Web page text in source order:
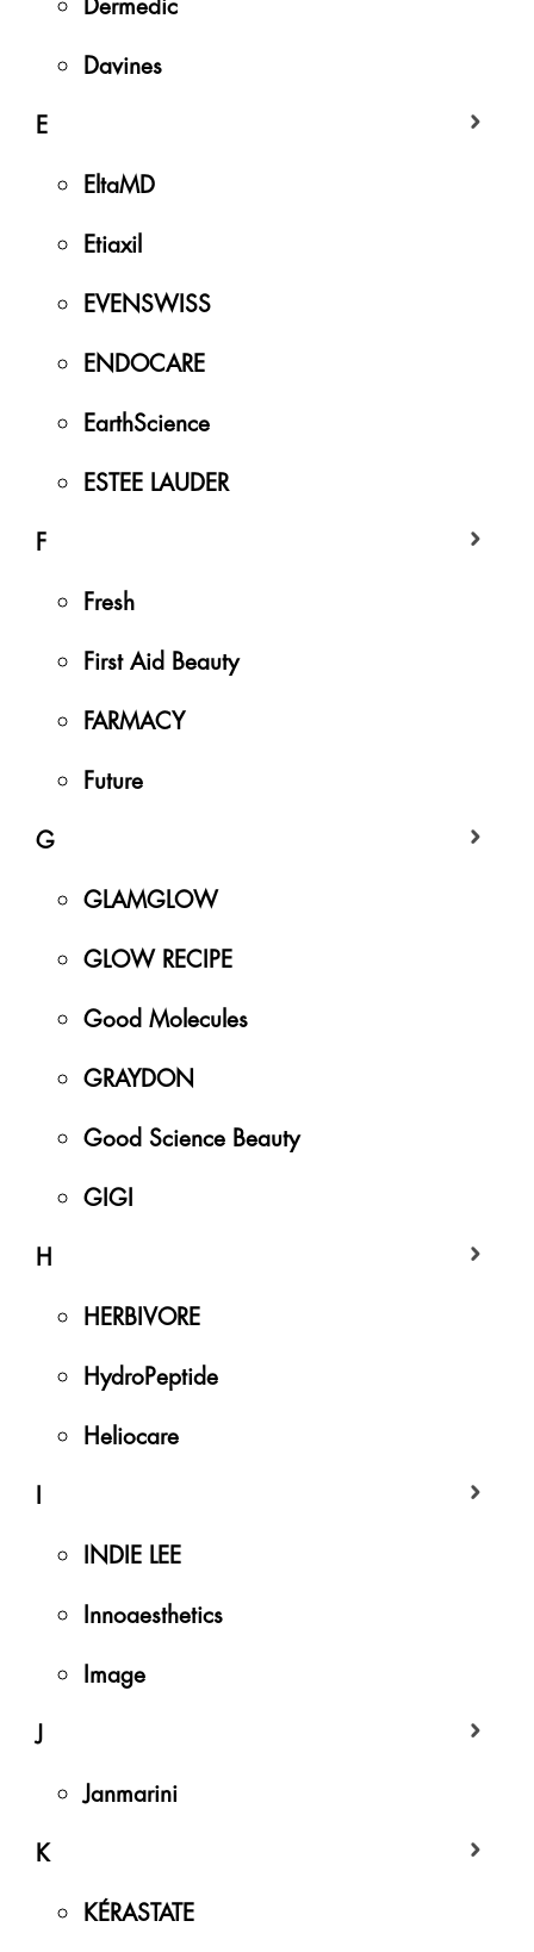
Davines
E
EltaMD
Etiaxil
EVENSWISS
ENDOCARE
EarthScience
ESTEE LAUDER
F
Fresh
First Aid Beauty
FARMACY
Future
G
GLAMGLOW
GLOW RECIPE
Good Molecules
GRAYDON
Good Science Beauty
GIGI
H
HERBIVORE
HydroPeptide
Heliocare
I
INDIE LEE
Innoaesthetics
Image
J
Janmarini
K
KÉRASTATE